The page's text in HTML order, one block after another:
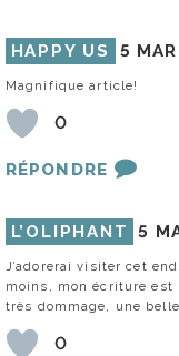
HAPPY US 5
Magnifique article!
0
RÉPONDRE
L’OLIPHANT 5
J’adorerai visiter cet
moins, mon écriture est
très dommage, une
0